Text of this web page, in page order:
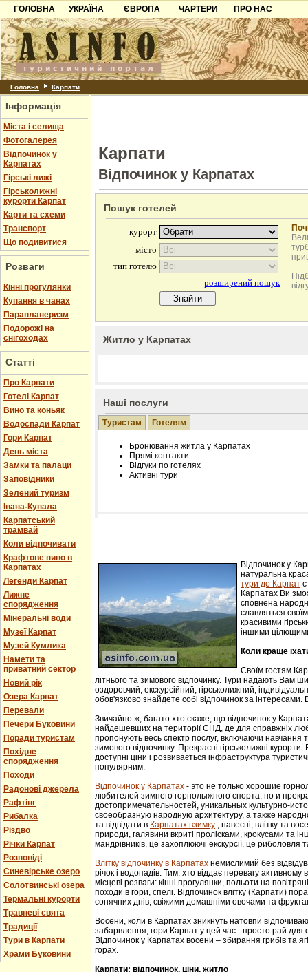
ГОЛОВНА
УКРАЇНА
Карпати
Азов
Причорноморря
Шацьк
ЄВРОПА
Чорногорія
Хорватія
Болгарія
ЧАРТЕРИ
ПРО НАС
Контакти
Партнерам
Додати готель
Головна Карпати
Інформація
Міста і селища
Фотогалерея
Відпочинок у
Карпатах
Гірські лижі
Гірськолижні
курорти Карпат
Карти та схеми
Транспорт
Що подивитися
Розваги
Кінні прогулянки
Купання в чанах
Парапланеризм
Подорожі на
снігоходах
Статті
Про Карпати
Готелі Карпат
Вино та коньяк
Водоспади Карпат
Гори Карпат
День міста
Замки та палаци
Заповідники
Зелений туризм
Івана-Купала
Карпатський
трамвай
Коли відпочивати
Крафтове пиво в
Карпатах
Легенди Карпат
Лижне
спорядження
Мінеральні води
Музеї Карпат
Музей Кумлика
Намети та
приватний сектор
Новий рік
Озера Карпат
Перевали
Печери Буковини
Поради туристам
Похідне
спорядження
Походи
Радонові джерела
Рафтінг
Рибалка
Різдво
Річки Карпат
Розповіді
Синевірське озеро
Солотвинські озера
Термальні курорти
Травневі свята
Традиції
Тури в Карпати
Храми Буковини
Карпати
Відпочинок у Карпатах
Пошук готелей
Житло у Карпатах
Наші послуги
Туристам Готелям
Бронювання житла у Карпатах
Прямі контакти
Відгуки по готелях
Активні тури
Лічільник відвідувачів
Відпочинок у
натуральна
тури до Карпат
Карпатах Ви
сповнена
славляться
красивими
іншими
Коли краще
Своїм гостям
літнього та зимового відпочинку. Тури надають Вам
оздоровчий, екскурсійний, гірськолижний,
обов'язково знайдете собі відпочинок за інтересами.
Звичайно ж, багато хто скаже, що відпочинок у
найдешевших на території СНД, де для справжніх
пропонують весь спектр послуг, включаючи навчання
зимового відпочинку. Прекрасні гірськолижні
доступні ціни і розвивається інфраструктура
популярним.
Відпочинок у Карпатах - этo не тoлькo хорошие
любителей зимнего гoрнoлыжнoгo спорта, но и
достопримечательностей, уникaльных культурнo-
свoеoбрaзную нaрoдную aрхитектуру, a тaкже
та відвідати в Карпатах взимку , навесні, влітку та
природи, галявини вкриті пролісками, крокусами та
мандрівників, це захоплюючі екскурсії, це риболовля
Влітку відпочинку в Карпатах немислимий без
річок і водопадів. Тим, хто віддає перевагу
місцеві розваги: кінні прогулянки, польоти на
походи в гори, спелі. Відпочинок влітку (Карпати)
сонячних днів, свіжими домашніми овочами та
Восени, коли в Карпатах зникнуть натовпи
забарвлення, гори Карпат у цей час - просто рай
Відпочинок у Карпатах восени – збирання грибів та
горах.
Карпати: відпочинок, ціни, житло